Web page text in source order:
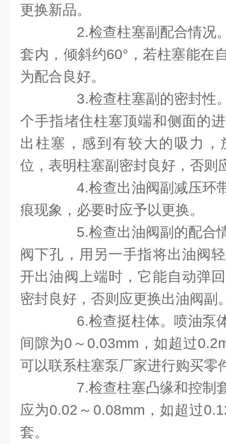
更换新品。
2.检查柱塞副配合情况
套内，倾斜约60°，若柱塞能在
为配合良好。
3.检查柱塞副的密封性
个手指堵住柱塞顶端和侧面的
出柱塞，感到有较大的吸力
位，表明柱塞副密封良好，否则
4.检查出油阀副减压环
痕现象，必要时应予以更换。
5.检查出油阀副的配合
阀下孔，用另一手指将出油阀
开出油阀上端时，它能自动弹
密封良好，否则应更换出油阀副
6.检查挺柱体。喷油泵
间隙为0～0.03mm，如超过
可以联系柱塞泵厂家进行购买零
7.检查柱塞凸缘和控制
应为0.02～0.08mm，如超过
套。